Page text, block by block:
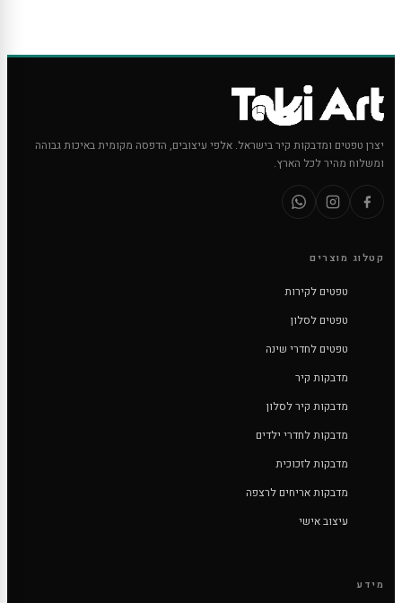
יצרן טפטים ומדבקות קיר בישראל. אלפי עיצובים, הדפסה מקומית באיכות גבוהה
ומשלוח מהיר לכל הארץ.
קטלוג מוצרים
טפטים לקירות
טפטים לסלון
טפטים לחדרי שינה
מדבקות קיר
מדבקות קיר לסלון
מדבקות לחדרי ילדים
מדבקות לזכוכית
מדבקות אריחים לרצפה
עיצוב אישי
מידע